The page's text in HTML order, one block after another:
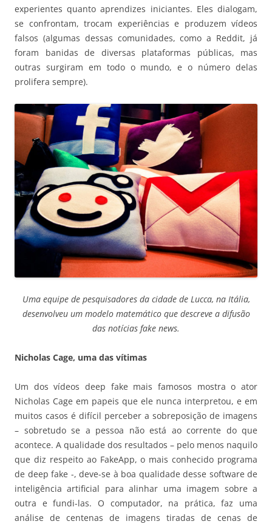
experientes quanto aprendizes iniciantes. Eles dialogam,
se confrontam, trocam experiências e produzem vídeos
falsos (algumas dessas comunidades, como a Reddit, já
foram banidas de diversas plataformas públicas, mas
outras surgiram em todo o mundo, e o número delas
prolifera sempre).
Uma equipe de pesquisadores da cidade de Lucca, na Itália,
desenvolveu um modelo matemático que descreve a difusão
das notícias fake news.
Nicholas Cage, uma das vítimas
Um dos vídeos deep fake mais famosos mostra o ator
Nicholas Cage em papeis que ele nunca interpretou, e em
muitos casos é difícil perceber a sobreposição de imagens
– sobretudo se a pessoa não está ao corrente do que
acontece. A qualidade dos resultados – pelo menos naquilo
que diz respeito ao FakeApp, o mais conhecido programa
de deep fake -, deve-se à boa qualidade desse software de
inteligência artificial para alinhar uma imagem sobre a
outra e fundi-las. O computador, na prática, faz uma
análise de centenas de imagens tiradas de cenas de